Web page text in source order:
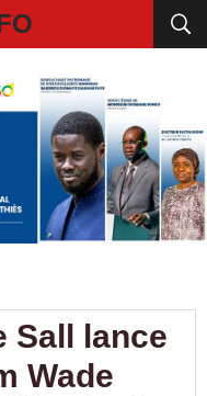
Sall lance
Wade